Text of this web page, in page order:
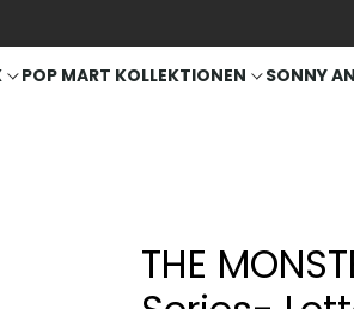
POP MART KOLLEKTIONEN SONNY
THE